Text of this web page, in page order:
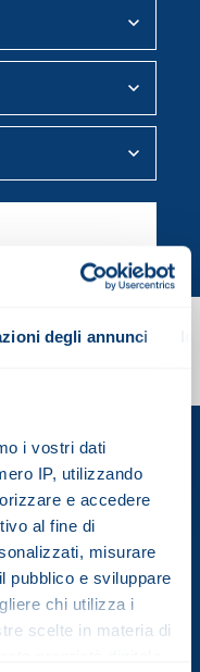
degli annunci
i vostri dati
IP, utilizzando
e accedere
al fine di
misurare
pubblico e sviluppare
chi utilizza i
scelte in materia di
für den
auf dem